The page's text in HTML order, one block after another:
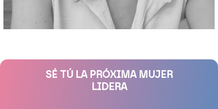
SÉ TÚ LA PRÓXIMA MUJER
LIDERA